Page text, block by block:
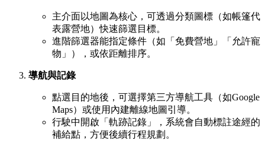
主介面以地圖為核心，可透過分類圖標（如帳篷代
表露營地）快速篩選目標。
進階篩選器能指定條件（如「免費營地」「允許寵
物」），或依距離排序。
導航與記錄
點選目的地後，可選擇第三方導航工具（如Google
Maps）或使用內建離線地圖引導。
行駛中開啟「軌跡記錄」，系統會自動標註途經的
補給點，方便後續行程規劃。